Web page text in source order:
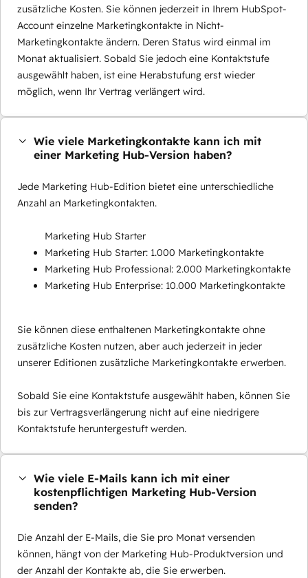
zusätzliche Kosten. Sie können jederzeit in Ihrem HubSpot-
Account einzelne Marketingkontakte in Nicht-
Marketingkontakte ändern. Deren Status wird einmal im
Monat aktualisiert. Sobald Sie jedoch eine Kontaktstufe
ausgewählt haben, ist eine Herabstufung erst wieder
möglich, wenn Ihr Vertrag verlängert wird.
Wie viele Marketingkontakte kann ich mit
einer Marketing Hub-Version haben?
Jede Marketing Hub-Edition bietet eine unterschiedliche
Anzahl an Marketingkontakten.
Marketing Hub Starter
Marketing Hub Starter: 1.000 Marketingkontakte
Marketing Hub Professional: 2.000 Marketingkontakte
Marketing Hub Enterprise: 10.000 Marketingkontakte
Sie können diese enthaltenen Marketingkontakte ohne
zusätzliche Kosten nutzen, aber auch jederzeit in jeder
unserer Editionen zusätzliche Marketingkontakte erwerben.
Sobald Sie eine Kontaktstufe ausgewählt haben, können Sie
bis zur Vertragsverlängerung nicht auf eine niedrigere
Kontaktstufe heruntergestuft werden.
Wie viele E-Mails kann ich mit einer
kostenpflichtigen Marketing Hub-Version
senden?
Die Anzahl der E-Mails, die Sie pro Monat versenden
können, hängt von der Marketing Hub-Produktversion und
der Anzahl der Kontakte ab, die Sie erwerben.